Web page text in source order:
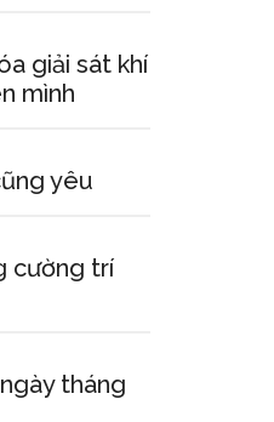
giải sát khí
mình
yêu
cường trí
tháng